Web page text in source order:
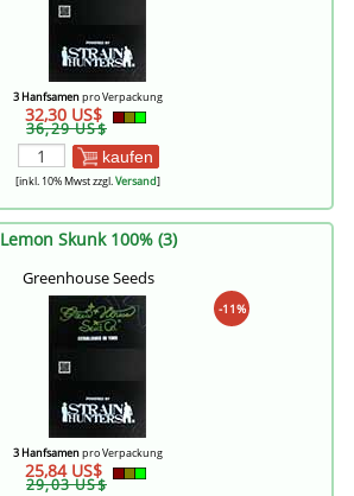
3 Hanfsamenpro Verpackung
32,30 US$
36,29 US$
kaufen
[inkl. 10% Mwst zzgl.Versand]
Lemon Skunk 100% (3)
Greenhouse Seeds
-11%
3 Hanfsamenpro Verpackung
25,84 US$
29,03 US$